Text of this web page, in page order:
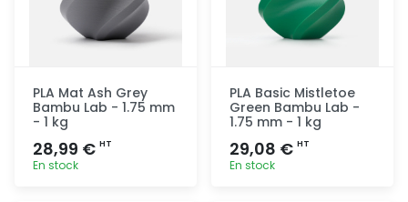
PLA Mat Ash Grey
Bambu Lab - 1.75 mm
- 1 kg
28,99 € HT
En stock
PLA Basic Mistletoe
Green Bambu Lab -
1.75 mm - 1 kg
29,08 € HT
En stock